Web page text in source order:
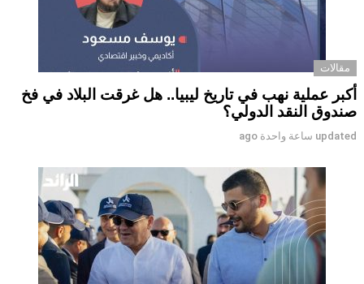
مقالات
أكبر عملية نهب في تاريخ ليبيا.. هل غرقت البلاد في فخ
صندوق النقد الدولي؟
updated ساعة واحدة ago